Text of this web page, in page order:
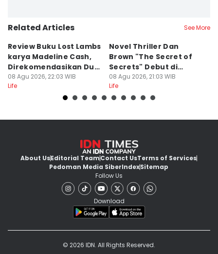
Related Articles See More
Review Buku Lost Lambs
karya Madeline Cash,
Direkomendasikan Dua
Lipa
08 Agu 2026, 22:03 WIB
Life
Novel Thriller Dan
Brown "The Secret of
Secrets" Debut di
Netflix
08 Agu 2026, 21:03 WIB
Life
About UsEditorial TeamContact UsTerms of Services
Pedoman Media SiberIndexSitemap
Follow Us
Download
© 2026 IDN. All Rights Reserved.